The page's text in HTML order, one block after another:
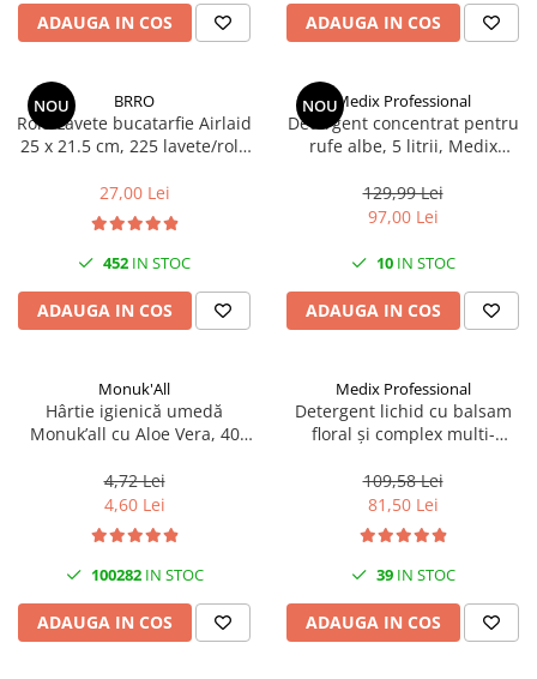
Sfoara si franghii
prindere
Mufe si conectori irigare
Pavaje si borduri
Programatoare stropire
Termometre Meteo
Unelte gradinarit
Pentru toaleta si wc
Solutii pentru suprafetele din lemn
Solutii specializate
Solutii profesionale pentru
Solutii professionale pentru
ADAUGA IN COS ADAUGA IN COS
NOU BRRO
Rola Lavete bucatarfie Airlaid
25 x 21.5 cm, 225 lavete/rola
27,00 Lei
452 IN STOC
ADAUGA IN COS
NOUMedix Professional
Detergent concentrat pentru
rufe albe, 5 litrii, Medix
129,99 Lei
97,00 Lei
10IN STOC
ADAUGA IN COS
Monuk'All
Hârtie igienică umedă
Monuk’all cu Aloe Vera, 40
alcool
4,72 Lei
4,60 Lei
100282IN STOC
ADAUGA IN COS
Medix Professional
Detergent lichid cu balsam
floral și complex multi-
Professional
109,58 Lei
81,50 Lei
39IN STOC
ADAUGA IN COS